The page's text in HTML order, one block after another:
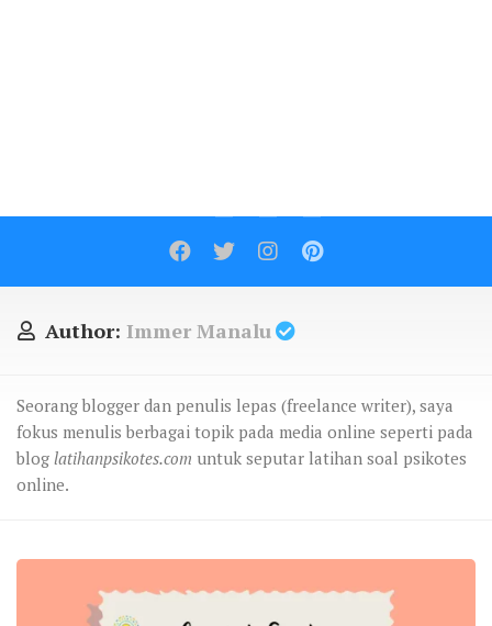
Author: Immer Manalu
Seorang blogger dan penulis lepas (freelance writer), saya
fokus menulis berbagai topik pada media online seperti pada
blog latihanpsikotes.com untuk seputar latihan soal psikotes
online.